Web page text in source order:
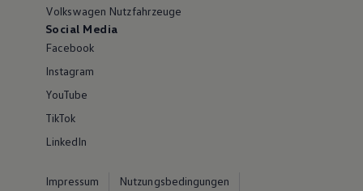
Volkswagen Nutzfahrzeuge
Social Media
Facebook
Instagram
YouTube
TikTok
LinkedIn
Impressum
Nutzungsbedingungen